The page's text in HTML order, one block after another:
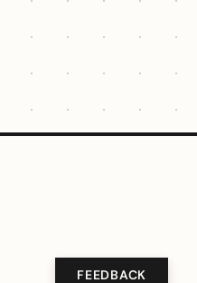
FEEDBACK